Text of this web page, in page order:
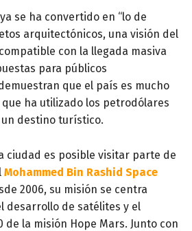
se ha convertido en “lo de
arquitectónicos, una visión del
con la llegada masiva
para públicos
que el país es mucho
ha utilizado los petrodólares
destino turístico.
ciudad es posible visitar parte de
Mohammed Bin Rashid Space
2006, su misión se centra
desarrollo de satélites y el
de la misión Hope Mars. Junto con